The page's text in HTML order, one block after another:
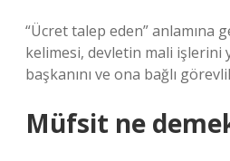
“Ücret talep eden” anlamına
kelimesi, devletin mali işlerini
başkanını ve ona bağlı
Müfsit ne